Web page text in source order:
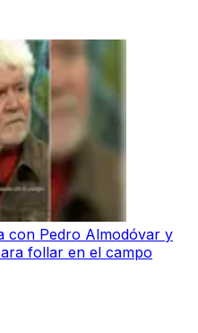
con Pedro Almodóvar y
follar en el campo